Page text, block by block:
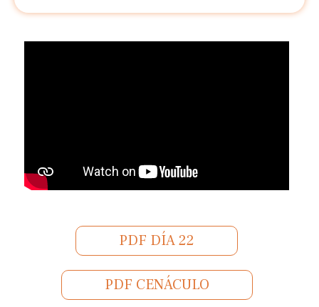
PDF DÍA 22
PDF CENÁCULO